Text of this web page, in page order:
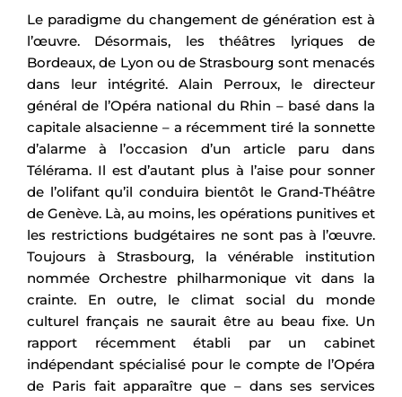
Le paradigme du changement de génération est à
l’œuvre. Désormais, les théâtres lyriques de
Bordeaux, de Lyon ou de Strasbourg sont menacés
dans leur intégrité. Alain Perroux, le directeur
général de l’Opéra national du Rhin – basé dans la
capitale alsacienne – a récemment tiré la sonnette
d’alarme à l’occasion d’un article paru dans
Télérama. Il est d’autant plus à l’aise pour sonner
de l’olifant qu’il conduira bientôt le Grand-Théâtre
de Genève. Là, au moins, les opérations punitives et
les restrictions budgétaires ne sont pas à l’œuvre.
Toujours à Strasbourg, la vénérable institution
nommée Orchestre philharmonique vit dans la
crainte. En outre, le climat social du monde
culturel français ne saurait être au beau fixe. Un
rapport récemment établi par un cabinet
indépendant spécialisé pour le compte de l’Opéra
de Paris fait apparaître que – dans ses services